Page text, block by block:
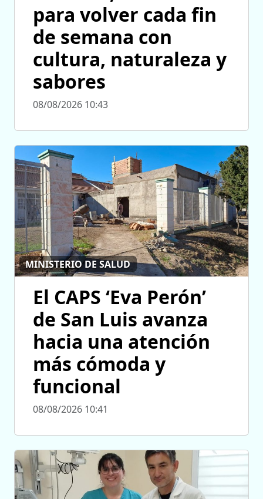
para volver cada fin
de semana con
cultura, naturaleza y
sabores
08/08/2026 10:43
MINISTERIO DE SALUD
El CAPS ‘Eva Perón’
de San Luis avanza
hacia una atención
más cómoda y
funcional
08/08/2026 10:41